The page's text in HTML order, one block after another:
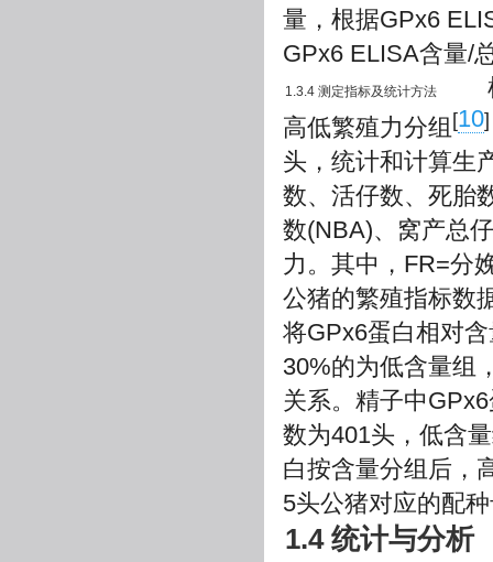
量，根据GPx6
GPx6 ELISA含量/
1.3.4 测定指标及统计方法
根
高低繁殖力分组[10]
头，统计和计算生
数、活仔数、死胎
数(NBA)、窝产总
力。其中，FR=分
公猪的繁殖指标数
将GPx6蛋白相对
30%的为低含量组
关系。精子中
数为401头，低含
白按含量分组后，
5头公猪对应的配
1.4 统计与分析